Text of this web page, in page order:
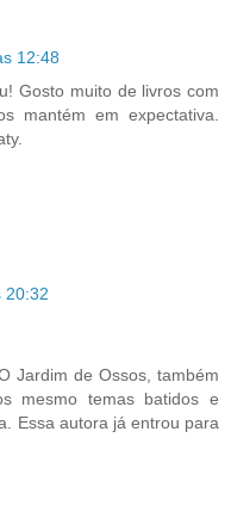
12:48
Gosto muito de livros com
mantém em expectativa.
20:32
Jardim de Ossos, também
mesmo temas batidos e
Essa autora já entrou para